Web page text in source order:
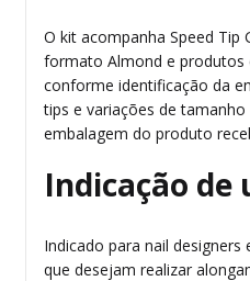
O kit acompanha Speed Tip
formato Almond e produtos
conforme identificação da
tips e variações de
embalagem do produto
Indicação de
Indicado para nail designers
que desejam realizar